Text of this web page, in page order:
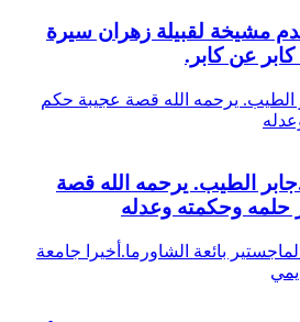
مشيخة لقبيلة زهران سيرة
عن كابر.
الطيب. يرحمه الله قصة عجيبة حكم
الطيب. يرحمه الله قصة
حلمه وحكمته وعدله
بائعة الشاورما.أخيرا جامعة